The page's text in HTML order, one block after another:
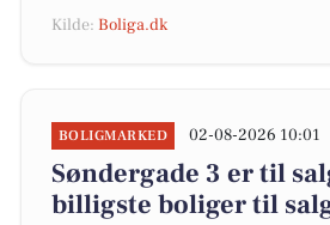
Kilde: Boliga.dk
BOLIGMARKED 02-08-2026 10:01
Søndergade 3 er til
billigste boliger til